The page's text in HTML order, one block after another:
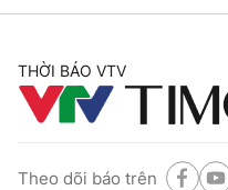
Thị trường 24h
VTV4
THỜI BÁO VTV
Theo dõi báo trên